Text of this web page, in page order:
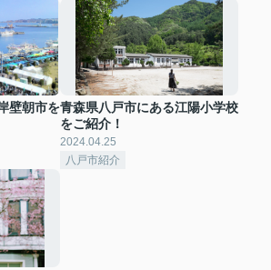
壁朝市を青森県八戸市にある江陽小学校
をご紹介！
2024.04.25
八戸市紹介